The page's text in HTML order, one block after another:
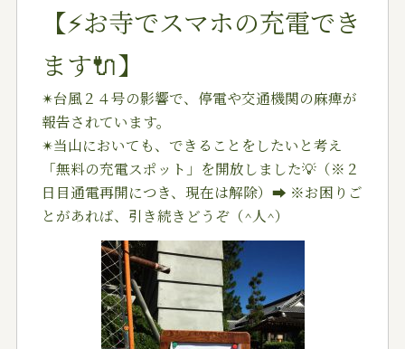
【⚡️お寺でスマホの充電でき
ます🔌】
✴︎台風２４号の影響で、停電や交通機関の麻痺が
報告されています。
✴︎当山においても、できることをしたいと考え
「無料の充電スポット」を開放しました💡（※２
日目通電再開につき、現在は解除） ➡︎ ※お困りご
とがあれば、引き続きどうぞ（^人^）